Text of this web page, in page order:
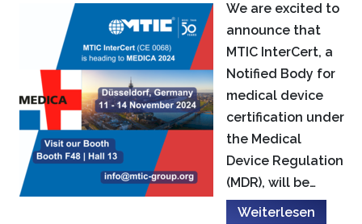
We are excited to
announce that
MTIC InterCert, a
Notified Body for
medical device
certification under
the Medical
Device Regulation
(MDR), will be…
Weiterlesen